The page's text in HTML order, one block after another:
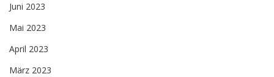
Juni 2023
Mai 2023
April 2023
März 2023